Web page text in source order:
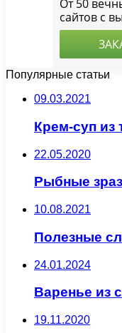
Популярные статьи
09.03.2021
Крем-суп из
22.05.2020
Рыбные
10.08.2021
Полезные
24.01.2024
Варенье из
19.11.2020